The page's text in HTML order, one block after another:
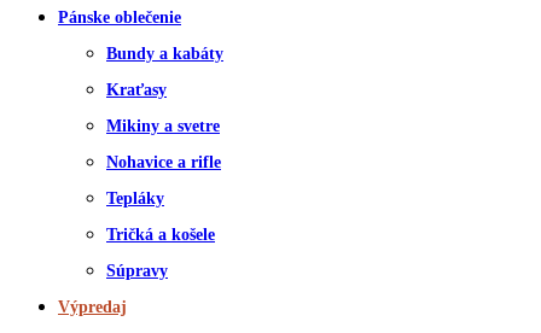
Pánske oblečenie
Bundy a kabáty
Kraťasy
Mikiny a svetre
Nohavice a rifle
Tepláky
Tričká a košele
Súpravy
Výpredaj